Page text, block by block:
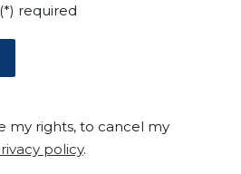
(*) required
my rights, to cancel my
policy.